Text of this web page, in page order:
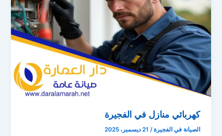
كهربائي منازل في الفجيرة
الصيانة في الفجيرة/ 21 ديسمبر، 2025